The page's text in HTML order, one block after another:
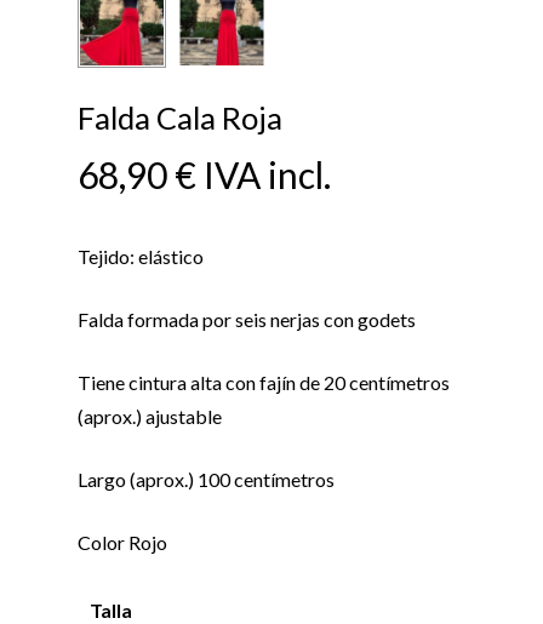
Falda Cala Roja
68,90€ IVA incl.
Tejido: elástico
Falda formada por seis nerjas con godets
Tiene cintura alta con fajín de 20 centímetros
(aprox.) ajustable
Largo (aprox.) 100 centímetros
Color Rojo
Talla